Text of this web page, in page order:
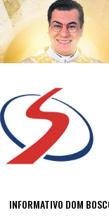
INFORMATIVO DOM